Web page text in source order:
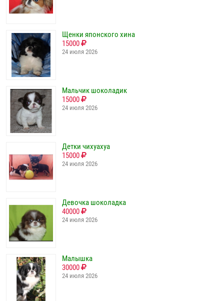
Щенки японского хина
15000
24 июля 2026
Мальчик шоколадик
15000
24 июля 2026
Детки чихуахуа
15000
24 июля 2026
Девочка шоколадка
40000
24 июля 2026
Малышка
30000
24 июля 2026